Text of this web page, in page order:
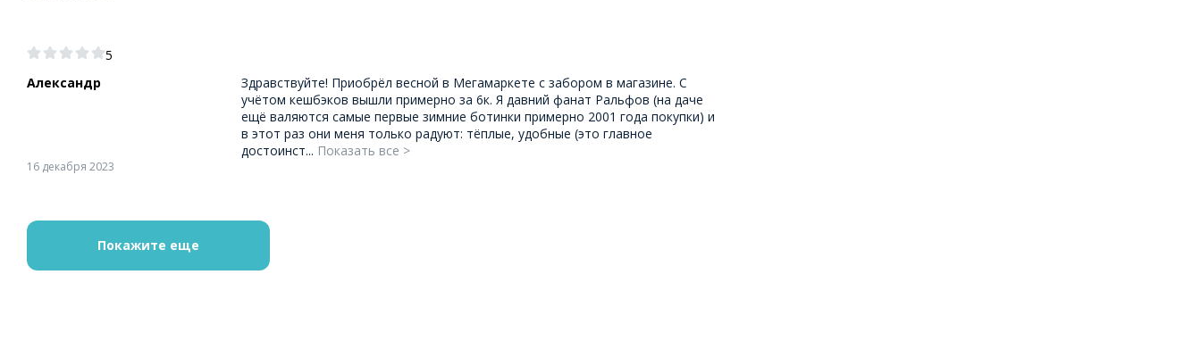
5
Александр
16 декабря 2023
Здравствуйте! Приобрёл весной в Мегамаркете с забором в магазине. С
учётом кешбэков вышли примерно за 6к. Я давний фанат Ральфов (на даче
ещё валяются самые первые зимние ботинки примерно 2001 года покупки) и
в этот раз они меня только радуют: тёплые, удобные (это главное
достоинст... Показать все >
Покажите еще